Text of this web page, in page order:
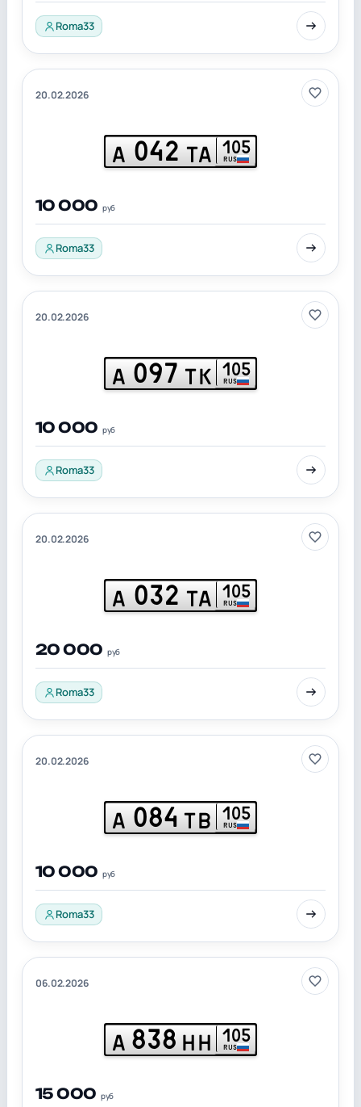
Roma33
20.02.2026
А 042 ТА 105
RUS
10 000 руб
Roma33
20.02.2026
А 097 ТК 105
RUS
10 000 руб
Roma33
20.02.2026
А 032 ТА 105
RUS
20 000 руб
Roma33
20.02.2026
А 084 ТВ 105
RUS
10 000 руб
Roma33
06.02.2026
А 838 НН 105
RUS
15 000 руб